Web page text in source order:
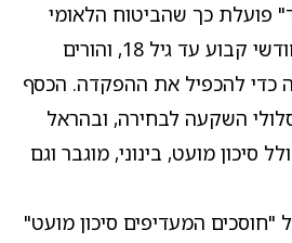
פועלת כך שהביטוח הלאומי
מפקיד לכל ילד סכום חודשי קבוע עד גיל 18, והורים
כדי להכפיל את ההפקדה. הכסף
השקעה לבחירה, ובהראל
סיכון מועט, בינוני, מוגבר וגם
המעדיפים סיכון מועט"